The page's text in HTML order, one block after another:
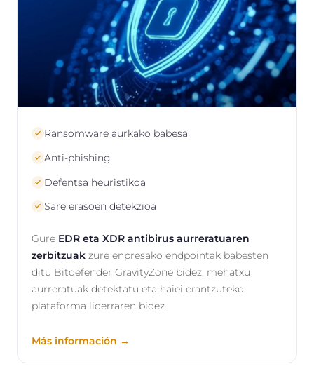
Ransomware aurkako babesa
Anti-phishing
Defentsa heuristikoa
Sare erasoen detekzioa
Gure EDR eta XDR antibirus aurreratuaren
zerbitzuak zure enpresako endpointak babesten
ditu Bitdefender GravityZone bidez, mehatxu
aurreratuak detektatu eta haiei erantzuteko
plataforma liderraren bidez.
Más información →